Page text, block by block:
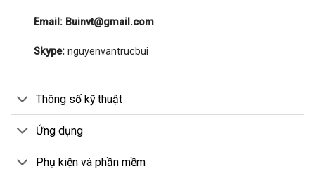
Email: Buinvt@gmail.com
Skype: nguyenvantrucbui
Thông số kỹ thuật
Ứng dụng
Phụ kiện và phần mềm